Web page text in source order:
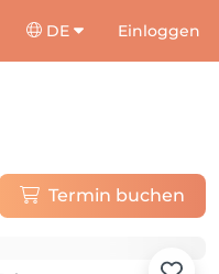
DE Einloggen
Termin buchen